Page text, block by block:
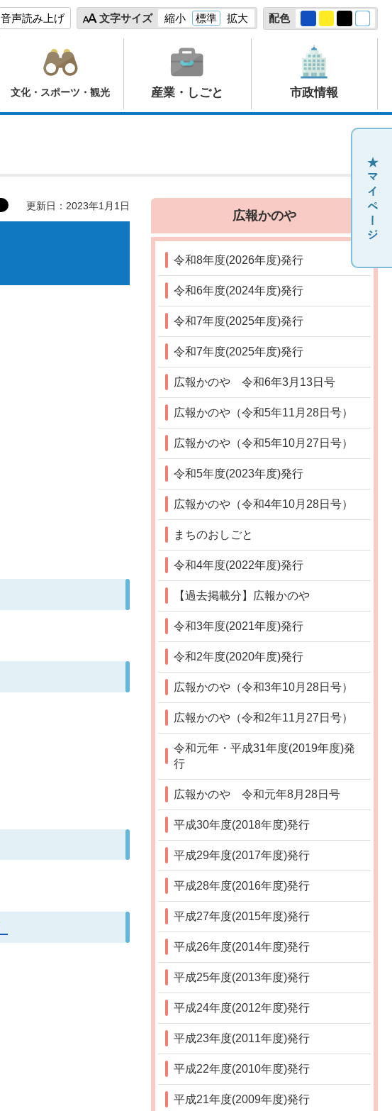
音声読み上げ 文字サイズ 縮小 標準 拡大 配色
文化・スポーツ・観光 産業・しごと 市政情報
更新日：2023年1月1日
広報かのや
令和8年度(2026年度)発行
令和6年度(2024年度)発行
令和7年度(2025年度)発行
令和7年度(2025年度)発行
広報かのや 令和6年3月13日号
広報かのや（令和5年11月28日号）
広報かのや（令和5年10月27日号）
令和5年度(2023年度)発行
広報かのや（令和4年10月28日号）
まちのおしごと
令和4年度(2022年度)発行
【過去掲載分】広報かのや
令和3年度(2021年度)発行
令和2年度(2020年度)発行
広報かのや（令和3年10月28日号）
広報かのや（令和2年11月27日号）
令和元年・平成31年度(2019年度)発
行
広報かのや 令和元年8月28日号
平成30年度(2018年度)発行
平成29年度(2017年度)発行
平成28年度(2016年度)発行
平成27年度(2015年度)発行
平成26年度(2014年度)発行
平成25年度(2013年度)発行
平成24年度(2012年度)発行
平成23年度(2011年度)発行
平成22年度(2010年度)発行
平成21年度(2009年度)発行